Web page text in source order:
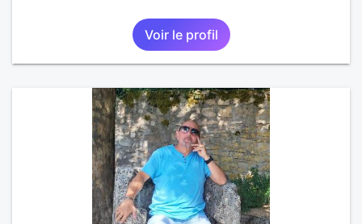
Voir le profil